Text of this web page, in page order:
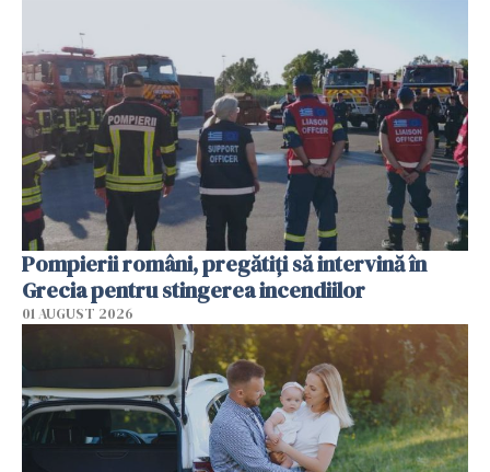
Pompierii români, pregătiţi să intervină în
Grecia pentru stingerea incendiilor
01 AUGUST 2026